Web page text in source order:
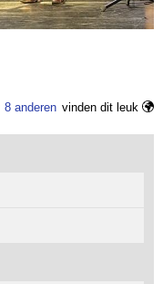
8 anderen vinden dit leuk